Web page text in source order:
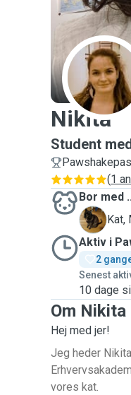
N
Nikita
Student
(1
Bor med
M
Kat,
Aktiv i
2
Senest
10 dage
Om Nikita
Hej med jer!
Jeg heder
vores kat.